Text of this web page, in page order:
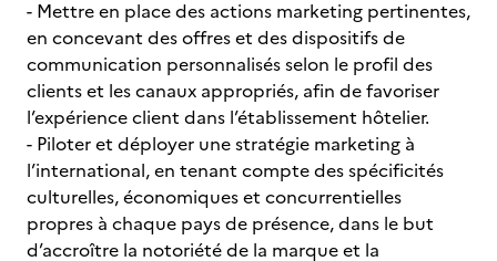
- Mettre en place des actions marketing pertinentes,
en concevant des offres et des dispositifs de
communication personnalisés selon le profil des
clients et les canaux appropriés, afin de favoriser
l’expérience client dans l’établissement hôtelier.
- Piloter et déployer une stratégie marketing à
l’international, en tenant compte des spécificités
culturelles, économiques et concurrentielles
propres à chaque pays de présence, dans le but
d’accroître la notoriété de la marque et la